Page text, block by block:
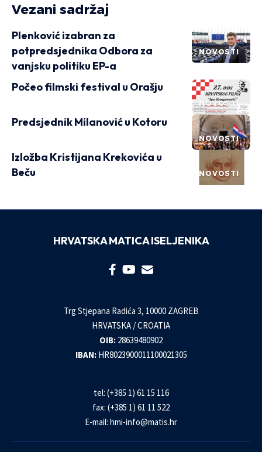
Vezani sadržaj
NOVOSTI
Plenković izabran za
potpredsjednika Odbora za
vanjsku politiku EP-a
NOVOSTI
Počeo filmski festival u Orašju
NOVOSTI
Predsjednik Milanović u Kotoru
NOVOSTI
Izložba Kristijana Krekovića u
Beču
HRVATSKA MATICA ISELJENIKA
Trg Stjepana Radića 3, 10000 ZAGREB
HRVATSKA / CROATIA
OIB: 28639480902
IBAN: HR8023900011100021305
tel: (+385 1) 61 15 116
fax: (+385 1) 61 11 522
E-mail: hmi-info@matis.hr